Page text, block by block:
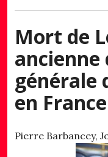
Mort de
ancienne
générale
en France
Pierre Barbancey,